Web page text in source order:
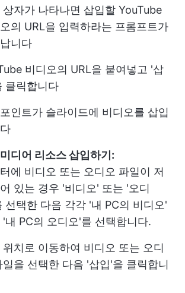
상자가 나타나면 삽입할 YouTube
의 URL을 입력하라는 프롬프트가
니다
비디오의 URL을 붙여넣고 '삽
클릭합니다
인트가 슬라이드에 비디오를 삽입
디어 리소스 삽입하기:
에 비디오 또는 오디오 파일이 저
있는 경우 '비디오' 또는 '오디
선택한 다음 각각 '내 PC의 비디오'
'내 PC의 오디오'를 선택합니다.
위치로 이동하여 비디오 또는 오디
일을 선택한 다음 '삽입'을 클릭합니